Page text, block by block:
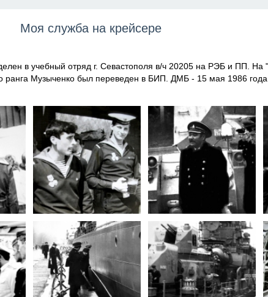
Моя служба на крейсере
в учебный отряд г. Севастополя в/ч 20205 на РЭБ и ПП. На
ранга Музыченко был переведен в БИП. ДМБ - 15 мая 1986 года.